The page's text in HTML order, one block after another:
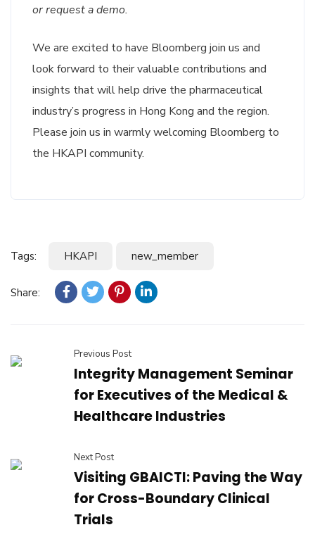
or request a demo.
We are excited to have Bloomberg join us and
look forward to their valuable contributions and
insights that will help drive the pharmaceutical
industry’s progress in Hong Kong and the region.
Please join us in warmly welcoming Bloomberg to
the HKAPI community.
Tags: HKAPI new_member
Share:
Previous Post
Integrity Management Seminar
for Executives of the Medical &
Healthcare Industries
Next Post
Visiting GBAICTI: Paving the Way
for Cross-Boundary Clinical
Trials